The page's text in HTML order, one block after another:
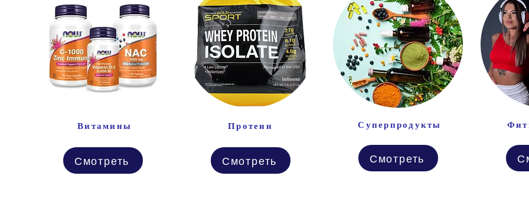
Витамины
Смотреть
Протеин
Смотреть
Суперпродукты
Смотреть